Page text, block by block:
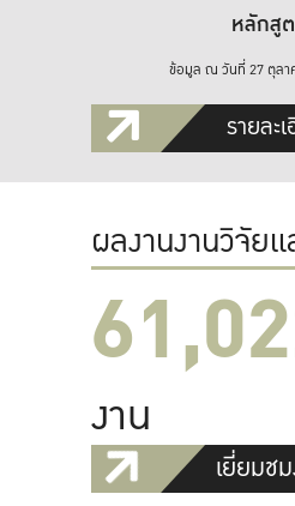
หลักสู
ข้อมูล ณ วันที่ 27 ตุลา
รายละ
ผลงานงานวิจัย
งาน
เยี่ยมช